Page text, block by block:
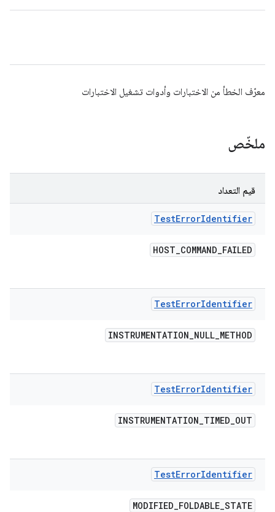
معرّف الخطأ من الاختبارات وأدوات تشغيل الاختبارات
ملخّص
قيم التعداد
TestErrorIdentifier
HOST_COMMAND_FAILED
TestErrorIdentifier
INSTRUMENTATION_NULL_METHOD
TestErrorIdentifier
INSTRUMENTATION_TIMED_OUT
TestErrorIdentifier
MODIFIED_FOLDABLE_STATE